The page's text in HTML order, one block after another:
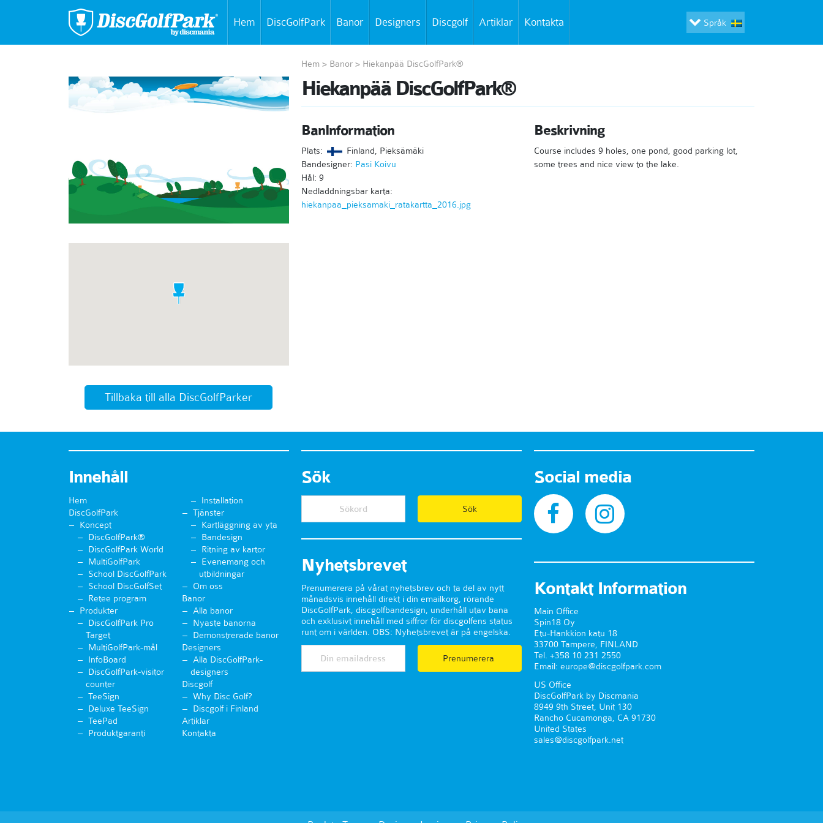
Hem DiscGolfPark Banor Designers Discgolf Artiklar Kontakta Språk
Tillbaka till alla DiscGolfParker
Hem > Banor> Hiekanpää DiscGolfPark®
Hiekanpää DiscGolfPark®
BanInformation
Plats:
Finland, Pieksämäki
Bandesigner: Pasi Koivu
Hål: 9
Nedladdningsbar karta:
hiekanpaa_pieksamaki_ratakartta_2016.jpg
Beskrivning
Course includes 9 holes, one pond, good parking lot,
some trees and nice view to the lake.
Innehåll
Hem
DiscGolfPark
Koncept
DiscGolfPark®
DiscGolfPark World
MultiGolfPark
School DiscGolfPark
School DiscGolfSet
Retee program
Produkter
DiscGolfPark Pro
Target
MultiGolfPark-mål
InfoBoard
DiscGolfPark-visitor
counter
TeeSign
Deluxe TeeSign
TeePad
Produktgaranti
Installation
Tjänster
Kartläggning av yta
Bandesign
Ritning av kartor
Evenemang och
utbildningar
Om oss
Banor
Alla banor
Nyaste banorna
Demonstrerade banor
Designers
Alla DiscGolfPark-
designers
Discgolf
Why Disc Golf?
Discgolf i Finland
Artiklar
Kontakta
Sök
Nyhetsbrevet
Prenumerera på vårat nyhetsbrev och ta del av nytt
månadsvis innehåll direkt i din emailkorg, rörande
DiscGolfPark, discgolfbandesign, underhåll utav bana
och exklusivt innehåll med siffror för discgolfens status
runt om i världen. OBS: Nyhetsbrevet är på engelska.
Prenumerera
Social media
Kontakt Information
Main Office
Spin18 Oy
Etu-Hankkion katu 18
33700 Tampere, FINLAND
Tel. +358 10 231 2550
Email: europe@discgolfpark.com
US Office
DiscGolfPark by Discmania
8949 9th Street, Unit 130
Rancho Cucamonga, CA 91730
United States
sales@discgolfpark.net